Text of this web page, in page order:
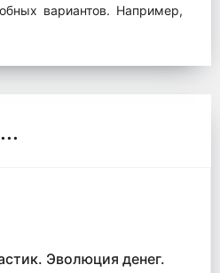
вариантов. Например,
Эволюция денег.